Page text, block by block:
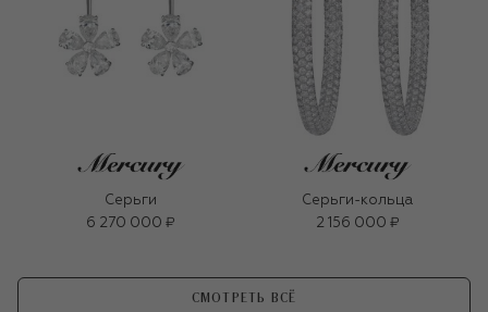
Серьги
6 270 000 ₽
Серьги-кольца
2 156 000 ₽
СМОТРЕТЬ ВСЁ